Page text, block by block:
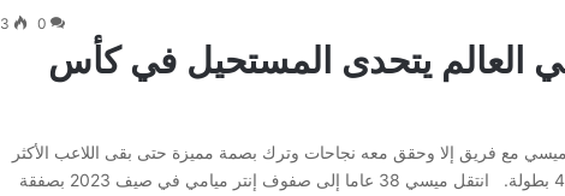
0
3
العالم يتحدى المستحيل في كأس
ميسي مع فريق إلا وحقق معه نجاحات وترك بصمة مميزة حتى بقى اللاعب الأكثر
تتويجا بالألقاب في تاريخ كرة القدم برصيد 46 بطولة. انتقل ميسي 38 عاما إلى صفوف إنتر ميامي في صيف 2023 بصفقة